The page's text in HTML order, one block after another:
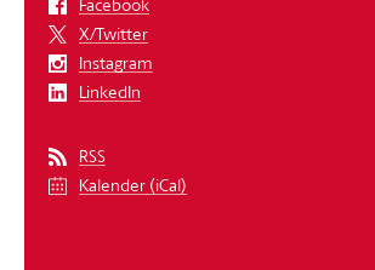
X/Twitter
Instagram
LinkedIn
RSS
Kalender (iCal)